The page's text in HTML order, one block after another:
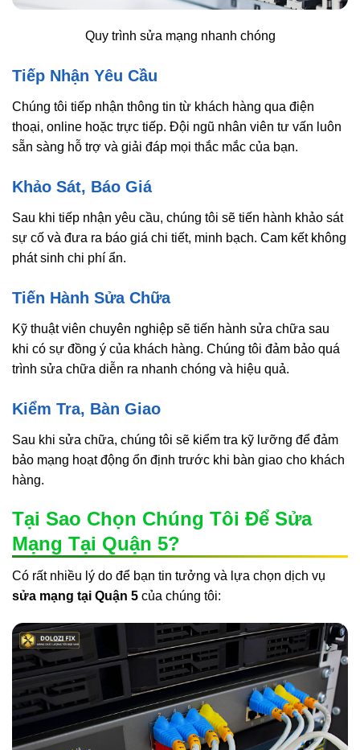
Quy trình sửa mạng nhanh chóng
Tiếp Nhận Yêu Cầu
Chúng tôi tiếp nhận thông tin từ khách hàng qua điện
thoại, online hoặc trực tiếp. Đội ngũ nhân viên tư vấn luôn
sẵn sàng hỗ trợ và giải đáp mọi thắc mắc của bạn.
Khảo Sát, Báo Giá
Sau khi tiếp nhận yêu cầu, chúng tôi sẽ tiến hành khảo sát
sự cố và đưa ra báo giá chi tiết, minh bạch. Cam kết không
phát sinh chi phí ẩn.
Tiến Hành Sửa Chữa
Kỹ thuật viên chuyên nghiệp sẽ tiến hành sửa chữa sau
khi có sự đồng ý của khách hàng. Chúng tôi đảm bảo quá
trình sửa chữa diễn ra nhanh chóng và hiệu quả.
Kiểm Tra, Bàn Giao
Sau khi sửa chữa, chúng tôi sẽ kiểm tra kỹ lưỡng để đảm
bảo mạng hoạt động ổn định trước khi bàn giao cho khách
hàng.
Tại Sao Chọn Chúng Tôi Để Sửa
Mạng Tại Quận 5?
Có rất nhiều lý do để bạn tin tưởng và lựa chọn dịch vụ
sửa mạng tại Quận 5 của chúng tôi: